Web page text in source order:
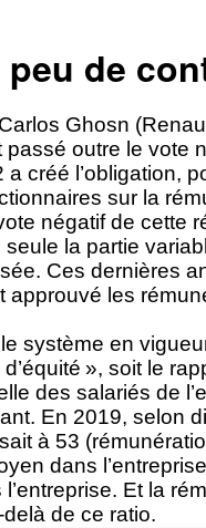
de
Ghosn
outre le vote
créé l’obligation,
sur la
négatif de cette
la partie
Ces dernières
approuvé les
système en
», soit le
des salariés de
En 2019, selon
à 53
dans
Et la
de ce ratio.